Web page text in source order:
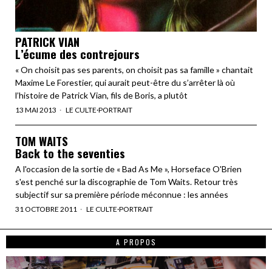
PATRICK VIAN
L’écume des contrejours
« On choisit pas ses parents, on choisit pas sa famille » chantait
Maxime Le Forestier, qui aurait peut-être du s’arrêter là où
l’histoire de Patrick Vian, fils de Boris, a plutôt
13 MAI 2013 LE CULTE·PORTRAIT
TOM WAITS
Back to the seventies
A l'occasion de la sortie de « Bad As Me », Horseface O'Brien
s'est penché sur la discographie de Tom Waits. Retour très
subjectif sur sa première période méconnue : les années
31 OCTOBRE 2011 LE CULTE·PORTRAIT
A PROPOS